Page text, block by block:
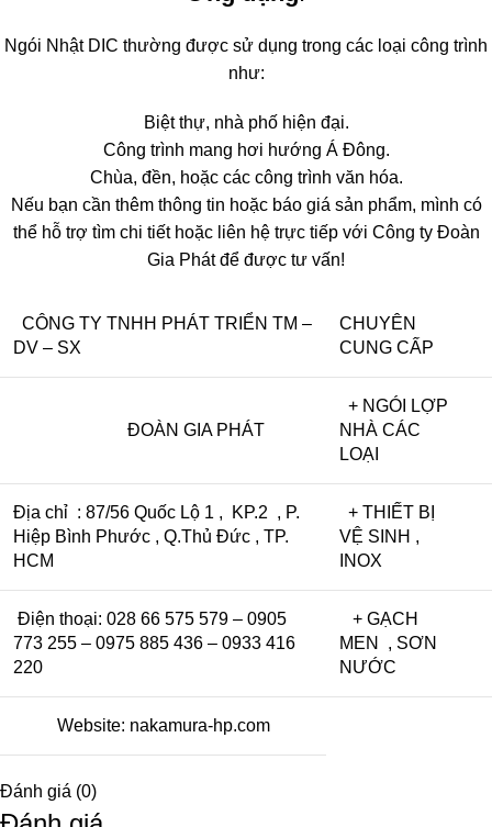
Ngói Nhật DIC thường được sử dụng trong các loại công trình
như:
Biệt thự, nhà phố hiện đại.
Công trình mang hơi hướng Á Đông.
Chùa, đền, hoặc các công trình văn hóa.
Nếu bạn cần thêm thông tin hoặc báo giá sản phẩm, mình có
thể hỗ trợ tìm chi tiết hoặc liên hệ trực tiếp với Công ty Đoàn
Gia Phát để được tư vấn!
CÔNG TY TNHH PHÁT TRIỂN TM –
DV – SX
CHUYÊN
CUNG CẤP
ĐOÀN GIA PHÁT
+ NGÓI LỢP
NHÀ CÁC
LOẠI
Địa chỉ : 87/56 Quốc Lộ 1 , KP.2 , P.
Hiệp Bình Phước , Q.Thủ Đức , TP.
HCM
+ THIẾT BỊ
VỆ SINH ,
INOX
Điện thoại: 028 66 575 579 – 0905
773 255 – 0975 885 436 – 0933 416
220
+ GẠCH
MEN , SƠN
NƯỚC
Website: nakamura-hp.com
Đánh giá (0)